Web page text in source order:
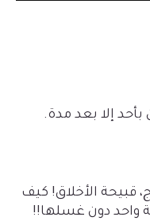
إلا بعد مدة.
قبيحة الأخلاق! كيف
واحد دون غسلها!!